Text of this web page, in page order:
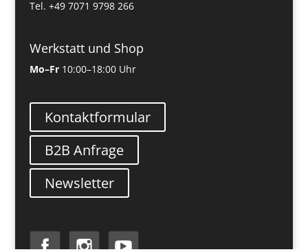
Tel. +49 7071 9798 266
Werkstatt und Shop
Mo–Fr10:00–18:00 Uhr
Kontaktformular
B2B Anfrage
Newsletter